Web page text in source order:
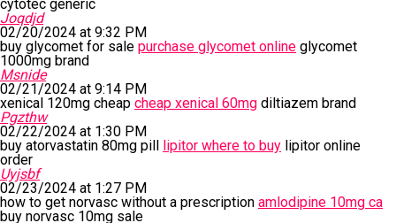
cytotec generic
Joqdjd
02/20/2024 at 9:32 PM
buy glycomet for sale purchase glycomet online glycomet
1000mg brand
Msnide
02/21/2024 at 9:14 PM
xenical 120mg cheap cheap xenical 60mg diltiazem brand
Pgzthw
02/22/2024 at 1:30 PM
buy atorvastatin 80mg pill lipitor where to buy lipitor online
order
Uyjsbf
02/23/2024 at 1:27 PM
how to get norvasc without a prescription amlodipine 10mg ca
buy norvasc 10mg sale